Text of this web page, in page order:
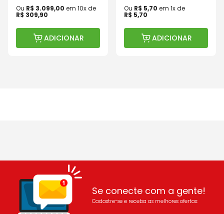
Ou R$ 3.099,00 em 10x de
R$ 309,90
ADICIONAR
Ou R$ 5,70 em 1x de
R$ 5,70
ADICIONAR
Se conecte com a gente!
Cadastre-se e receba as melhores ofertas: